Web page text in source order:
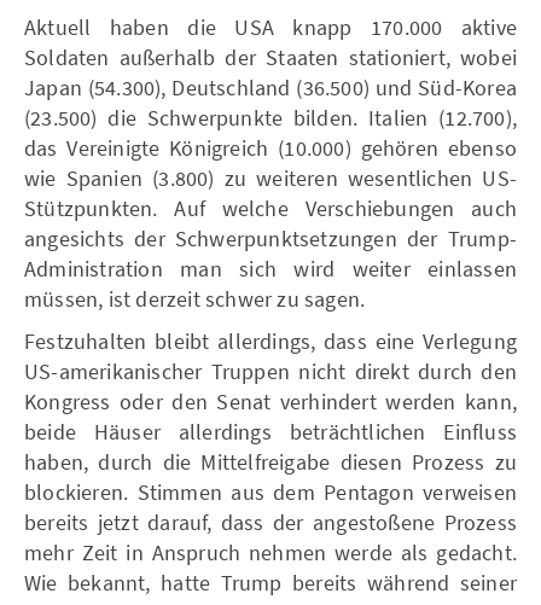
Aktuell haben die USA knapp 170.000 aktive
Soldaten außerhalb der Staaten stationiert, wobei
Japan (54.300), Deutschland (36.500) und Süd-Korea
(23.500) die Schwerpunkte bilden. Italien (12.700),
das Vereinigte Königreich (10.000) gehören ebenso
wie Spanien (3.800) zu weiteren wesentlichen US-
Stützpunkten. Auf welche Verschiebungen auch
angesichts der Schwerpunktsetzungen der Trump-
Administration man sich wird weiter einlassen
müssen, ist derzeit schwer zu sagen.
Festzuhalten bleibt allerdings, dass eine Verlegung
US-amerikanischer Truppen nicht direkt durch den
Kongress oder den Senat verhindert werden kann,
beide Häuser allerdings beträchtlichen Einfluss
haben, durch die Mittelfreigabe diesen Prozess zu
blockieren. Stimmen aus dem Pentagon verweisen
bereits jetzt darauf, dass der angestoßene Prozess
mehr Zeit in Anspruch nehmen werde als gedacht.
Wie bekannt, hatte Trump bereits während seiner